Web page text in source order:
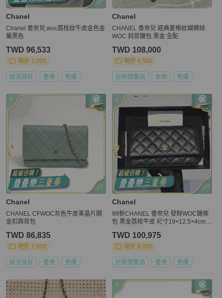
Chanel
Chanel 香奈兒,woc荔枝紋牛皮金色金
屬黑色
TWD 96,533
現折 2,000
狀況良好 香港 免運
Chanel
CHANEL 香奈兒 經典菱格紋蝴蝶結
WOC 斜背鏈包 黑金 全配
TWD 108,000
現折 4,500
近新閒置品 本地 免運
Chanel
CHANEL CFWOC灰色牛皮革晶片開
金扣肩背包
TWD 86,835
現折 2,000
狀況良好 香港 免運
Chanel
99新CHANEL 香奈兒 發財WOC鏈條
包 黑金荔枝牛皮 尺寸19×12.5×4cm2
TWD 100,975
現折 8,000
近新閒置品 香港 免運